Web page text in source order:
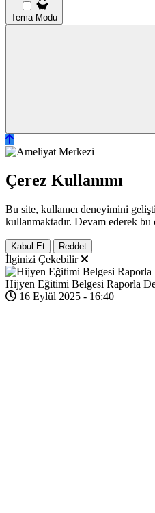
Tema Modu
Çerez Kullanımı
Bu site, kullanıcı deneyimini
kullanmaktadır. Devam ederek
Kabul Et Reddet
İlginizi Çekebilir
Hijyen Eğitimi Belgesi Raporla
16 Eylül 2025 - 16:40